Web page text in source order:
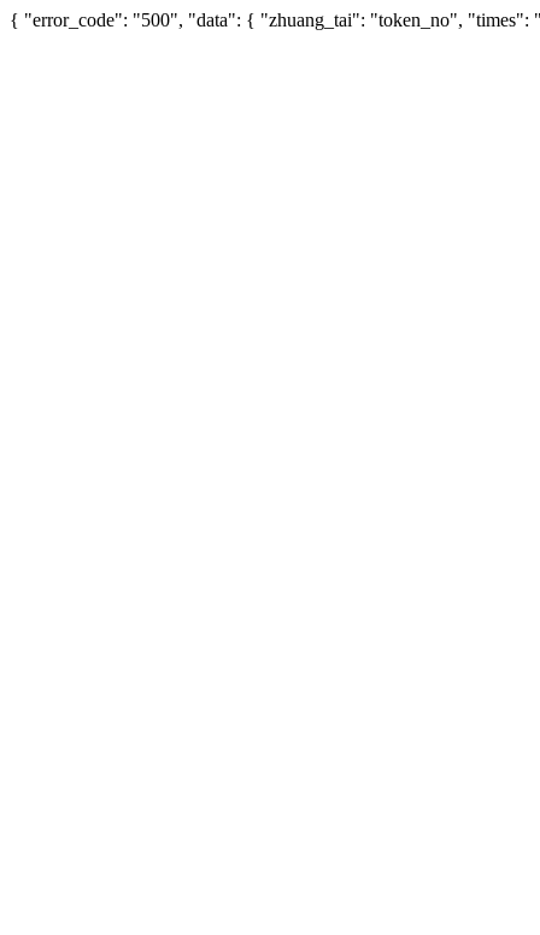
{ "error_code": "500", "data": { "zhuang_tai": "token_no", "times":